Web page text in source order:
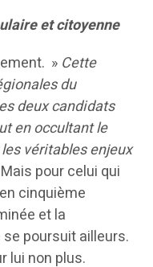
et citoyenne
» Cette
du
deux candidats
en occultant le
véritables enjeux
pour celui qui
cinquième
et la
poursuit ailleurs.
lui non plus.